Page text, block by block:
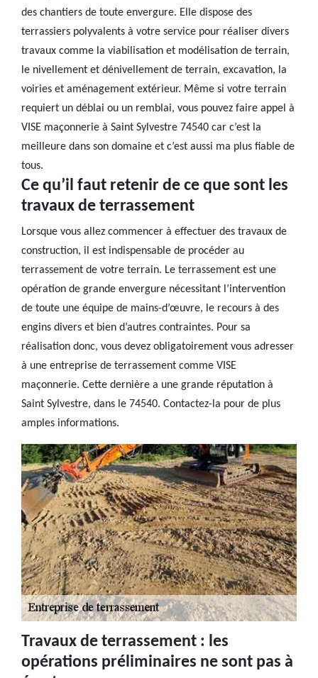
des chantiers de toute envergure. Elle dispose des
terrassiers polyvalents à votre service pour réaliser divers
travaux comme la viabilisation et modélisation de terrain,
le nivellement et dénivellement de terrain, excavation, la
voiries et aménagement extérieur. Même si votre terrain
requiert un déblai ou un remblai, vous pouvez faire appel à
VISE maçonnerie à Saint Sylvestre 74540 car c’est la
meilleure dans son domaine et c’est aussi ma plus fiable de
tous.
Ce qu’il faut retenir de ce que sont les
travaux de terrassement
Lorsque vous allez commencer à effectuer des travaux de
construction, il est indispensable de procéder au
terrassement de votre terrain. Le terrassement est une
opération de grande envergure nécessitant l’intervention
de toute une équipe de mains-d’œuvre, le recours à des
engins divers et bien d’autres contraintes. Pour sa
réalisation donc, vous devez obligatoirement vous adresser
à une entreprise de terrassement comme VISE
maçonnerie. Cette dernière a une grande réputation à
Saint Sylvestre, dans le 74540. Contactez-la pour de plus
amples informations.
Travaux de terrassement : les
opérations préliminaires ne sont pas à